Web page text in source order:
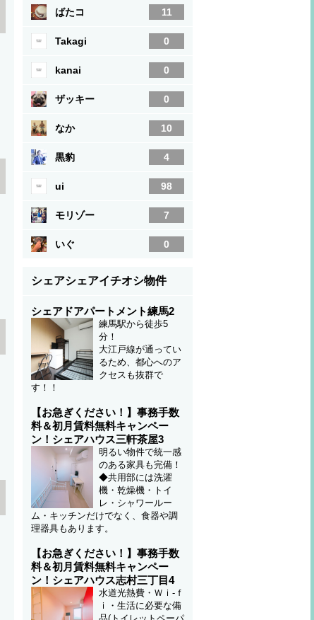
11
ばたコ
0
Takagi
0
kanai
0
ザッキー
10
なか
4
黒豹
98
ui
7
モリゾー
0
いぐ
シェアシェアイチオシ物件
シェアドアパートメント練馬2
練馬駅から徒歩5
分！
大江戸線が通ってい
るため、都心へのア
クセスも抜群で
す！！
【お急ぎください！】事務手数
料＆初月賃料無料キャンペー
ン！シェアハウス三軒茶屋3
明るい物件で統一感
のある家具も完備！
◆共用部には洗濯
機・乾燥機・トイ
レ・シャワールー
ム・キッチンだけでなく、食器や調
理器具もあります。
【お急ぎください！】事務手数
料＆初月賃料無料キャンペー
ン！シェアハウス志村三丁目4
水道光熱費・Ｗｉ-ｆ
ｉ・生活に必要な備